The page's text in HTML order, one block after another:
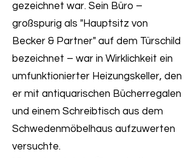
gezeichnet war. Sein Büro –
großspurig als "Hauptsitz von
Becker & Partner" auf dem Türschild
bezeichnet – war in Wirklichkeit ein
umfunktionierter Heizungskeller, den
er mit antiquarischen Bücherregalen
und einem Schreibtisch aus dem
Schwedenmöbelhaus aufzuwerten
versuchte.